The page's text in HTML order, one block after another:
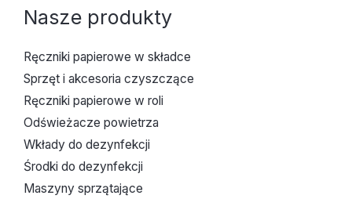
Nasze produkty
Ręczniki papierowe w składce
Sprzęt i akcesoria czyszczące
Ręczniki papierowe w roli
Odświeżacze powietrza
Wkłady do dezynfekcji
Środki do dezynfekcji
Maszyny sprzątające